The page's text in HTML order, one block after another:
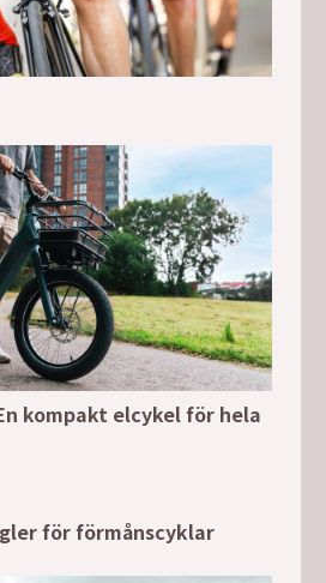
kompakt elcykel för hela
för förmånscyklar